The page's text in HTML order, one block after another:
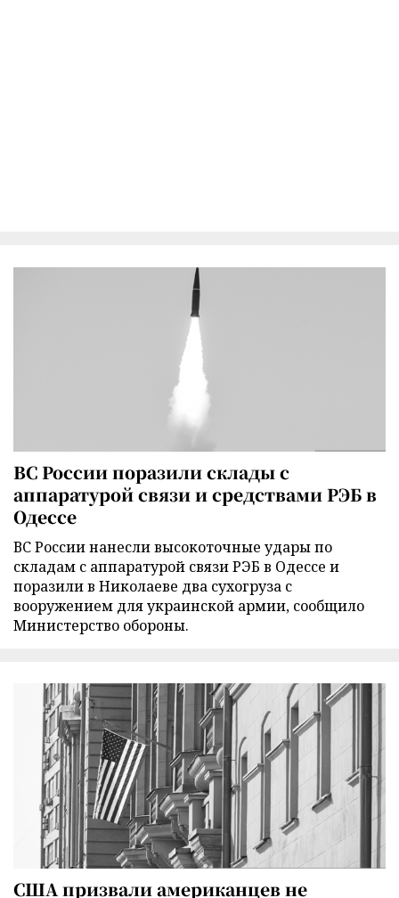
ВС России поразили склады с
аппаратурой связи и средствами РЭБ в
Одессе
ВС России нанесли высокоточные удары по
складам с аппаратурой связи РЭБ в Одессе и
поразили в Николаеве два сухогруза с
вооружением для украинской армии, сообщило
Министерство обороны.
США призвали американцев не